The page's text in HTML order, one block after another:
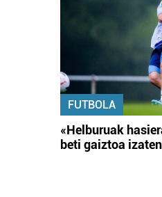
FUTBOLA
«Helburuak
beti gaiztoa